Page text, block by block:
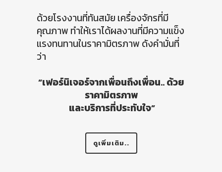
ด้วยโรงงานที่ทันสมัย เครื่องจักรที่มี
คุณภาพ ทำให้เราได้ผลงานที่มีความแข็ง
แรงทนทานในราคามิตรภาพ ดังคำมั่นที่
ว่า
“เฟอร์นิเจอร์จากเพื่อนถึงเพื่อน.. ด้วย
ราคามิตรภาพ
และบริการที่ประทับใจ”
ดูเพิ่มเติม..